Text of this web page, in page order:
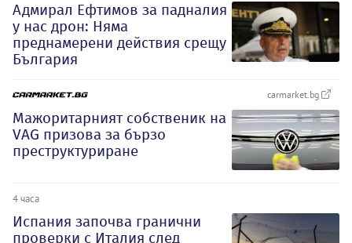
Адмирал Ефтимов за падналия
у нас дрон: Няма
преднамерени действия срещу
България
carmarket.bg
Мажоритарният собственик на
VAG призова за бързо
преструктуриране
4 часа
Испания започва гранични
проверки с Италия след